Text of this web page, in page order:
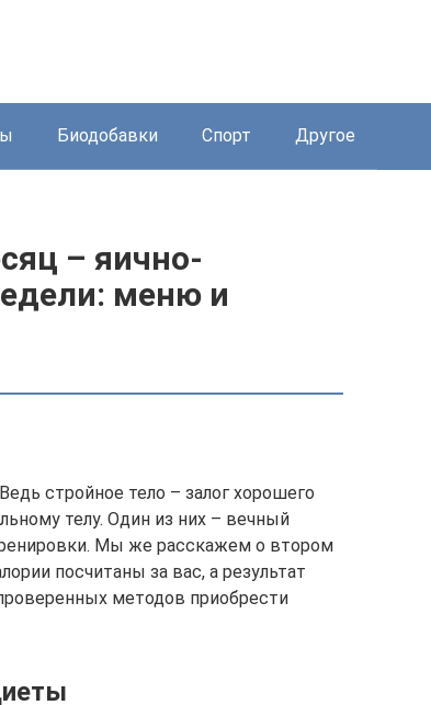
Биодобавки Спорт Другое
– яично-
меню и
стройное тело – залог хорошего
телу. Один из них – вечный
Мы же расскажем о втором
посчитаны за вас, а результат
методов приобрести